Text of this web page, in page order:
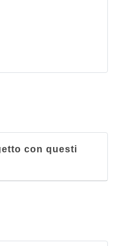
Terme
con questi